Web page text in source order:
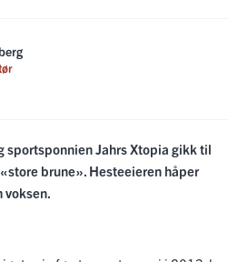
sportsponnien Jahrs Xtopia gikk til
brune». Hesteeieren håper